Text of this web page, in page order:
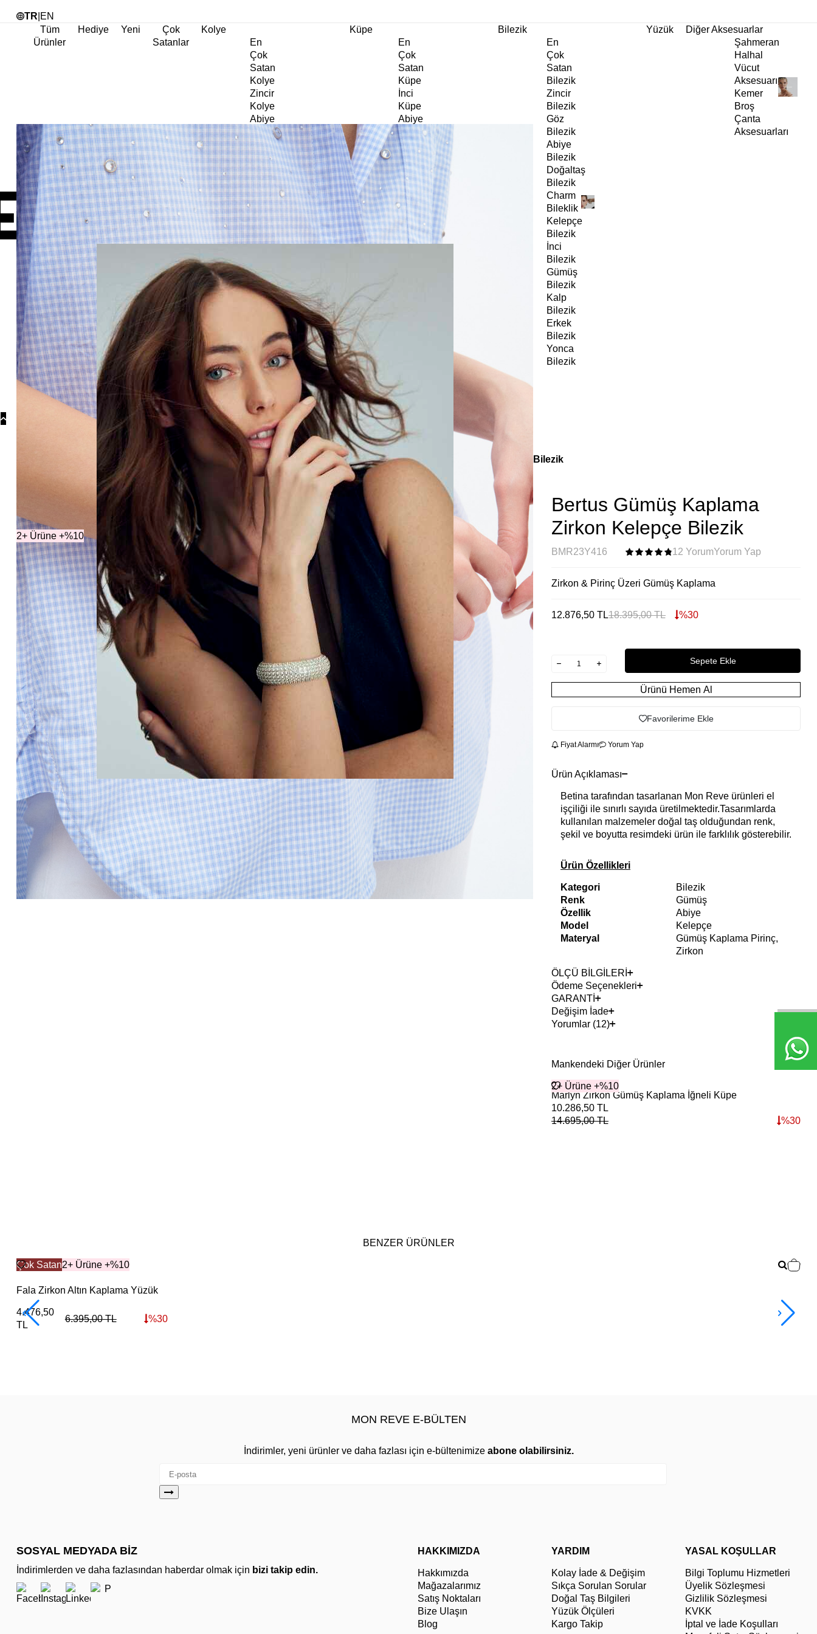
TR EN
Tüm
Ürünler
Hediye Yeni
Çok
Satanlar
Kolye
En
Çok
Satan
Kolye
Zincir
Kolye
Abiye
Kolye
Göz
Kolye
Charm
Kolye
Doğaltaş
Kolye
İnci
Kolye
Choker
Kalp
Kolye
Gümüş
Kolye
Kolye
Küpe
En
Çok
Satan
Küpe
İnci
Küpe
Abiye
Küpe
Doğaltaş
Küpe
Kıkırdak
Küpe
Halka
Küpe
Göz
Küpe
Charm
Bilezik
En
Çok
Satan
Bilezik
Zincir
Bilezik
Göz
Bilezik
Abiye
Bilezik
Doğaltaş
Bilezik
Charm
Bileklik
Kelepçe
Bilezik
İnci
Bilezik
Gümüş
Bilezik
Kalp
Bilezik
Erkek
Bilezik
Yonca
Bilezik
Yüzük
Diğer Aksesuarlar
Şahmeran
Halhal
Vücut
Aksesuarı
Kemer
Broş
Çanta
Aksesuarları
[Kategorisiz Ürünler] Bertus Gümüş Kaplama Zirkon Kelepçe Bilezik
2+ Ürüne +%10
Bertus Gümüş Kaplama
Zirkon Kelepçe Bilezik
BMR23Y416 12 YorumYorum Yap
Zirkon & Pirinç Üzeri Gümüş Kaplama
12.876,50 TL18.395,00TL %30
Sepete Ekle
Ürünü Hemen Al
Favorilerime Ekle
Fiyat Alarmı Yorum Yap
Ürün Açıklaması
Betina tarafından tasarlanan Mon Reve ürünleri el
işçiliği ile sınırlı sayıda üretilmektedir.Tasarımlarda
kullanılan malzemeler doğal taş olduğundan renk,
şekil ve boyutta resimdeki ürün ile farklılık gösterebilir.
Ürün Özellikleri
Kategori
Bilezik
Renk
Gümüş
Özellik
Abiye
Model
Kelepçe
Materyal
Gümüş Kaplama Pirinç,
Zirkon
ÖLÇÜ BİLGİLERİ
Ödeme Seçenekleri
GARANTİ
Değişim İade
Yorumlar (12)
Mankendeki Diğer Ürünler
2+ Ürüne +%10
Marlyn Zirkon Gümüş Kaplama İğneli Küpe
10.286,50 TL
14.695,00TL %30
BENZER ÜRÜNLER
Çok Satan2+ Ürüne +%10
Fala Zirkon Altın Kaplama Yüzük
4.476,50
TL
6.395,00TL %30
MON REVE E-BÜLTEN
İndirimler, yeni ürünler ve daha fazlası için e-bültenimize abone olabilirsiniz.
SOSYAL MEDYADA BİZ
İndirimlerden ve daha fazlasından haberdar olmak için bizi takip edin.
HAKKIMIZDA
Hakkımızda
Mağazalarımız
Satış Noktaları
Bize Ulaşın
Blog
YARDIM
Kolay İade & Değişim
Sıkça Sorulan Sorular
Doğal Taş Bilgileri
Yüzük Ölçüleri
Kargo Takip
YASAL KOŞULLAR
Bilgi Toplumu Hizmetleri
Üyelik Sözleşmesi
Gizlilik Sözleşmesi
KVKK
İptal ve İade Koşulları